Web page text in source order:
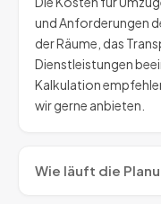
und Anforderungen
der Räume, das
Dienstleistungen
Kalkulation
wir gerne anbieten.
Wie läuft die